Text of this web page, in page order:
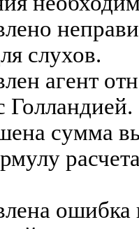
слухов.
агент
Голландией.
сумма
ошибка